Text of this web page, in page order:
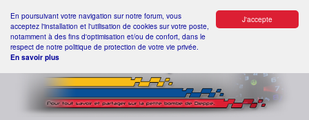
J'accepte
En poursuivant votre navigation sur notre forum, vous
acceptez l'installation et l'utilisation de cookies sur votre poste,
notamment à des fins d'optimisation et/ou de confort, dans le
respect de notre politique de protection de votre vie privée.
En savoir plus